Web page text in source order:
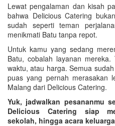
Lewat pengalaman dan kisah
bahwa Delicious Catering
sudah seperti teman
menikmati Batu tanpa repot.
Untuk kamu yang sedang
Batu, cobalah layanan
waktu, atau harga. Semua
puas yang pernah merasakan
Malang dari Delicious Catering.
Yuk, jadwalkan pesananmu
Delicious Catering siap
sekolah, hingga acara